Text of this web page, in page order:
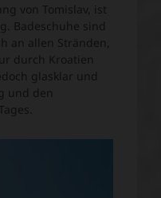
von Tomislav, ist
Badeschuhe sind
an allen Stränden,
durch Kroatien
glasklar und
und den